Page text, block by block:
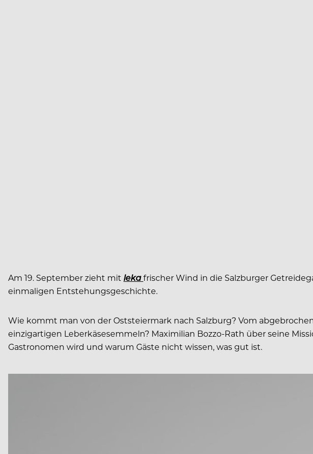
Am 19. September zieht mit lekafrischer Wind in die Salzburger
einmaligen Entstehungsgeschichte.
Wie kommt man von der Oststeiermark nach Salzburg? Vom
einzigartigen Leberkäsesemmeln? Maximilian Bozzo-Rath über seine
Gastronomen wird und warum Gäste nicht wissen, was gut ist.